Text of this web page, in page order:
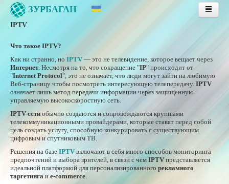
ЗУРБАГАН
Главная
Услуги
Тарифы
Публичная оферта
Инструкции
Новости
Инструкции по оплате услуг
Оплата услуг банковской картой
Личная страница
IPTV
Что такое IPTV?
Как ни странно, но IPTV— это не телевидение, которое вещает через
Интернет. Несмотря на то, что сокращение "IP" происходит от
"Internet Protocol", это не означает, что люди могут зайти на любимую
Веб-страницу чтобы посмотреть интересующую телепередачу. IPTV
означает лишь метод передачи информации через защищенную
управляемую высокоскоростную сеть.
IPTV-сетиобычно создаются и сопровождаются крупными
телекоммуникационными провайдерами, которые ставят перед собой
цель создать услугу, способную конкурировать с существующим
цифровым и спутниковым ТВ.
Решения на базе IPTVвключают в себя много способов мониторинга
предпочтений и выбора зрителей, в связи с чем IPTVпредставляется
идеальной платформой для персонализированного рекламного
таргетинга и e-commerce.